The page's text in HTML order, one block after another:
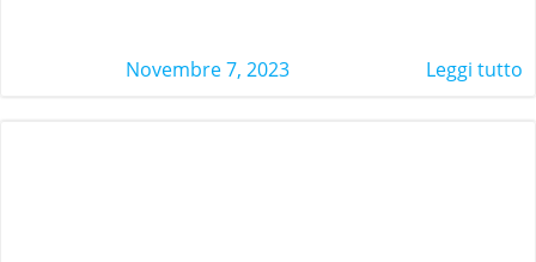
Novembre 7, 2023 Leggi tutto